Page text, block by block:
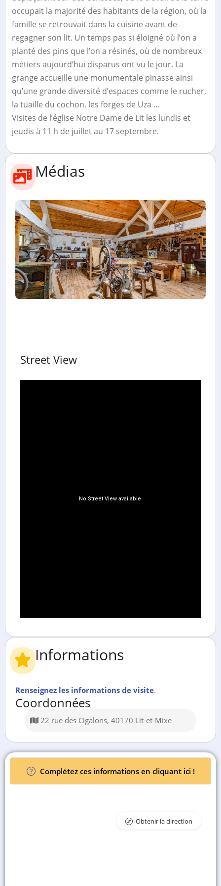
Informations
Renseignez les informations de visite.
Coordonnées
22 rue des Cigalons, 40170 Lit-et-Mixe
occupait la majorité des habitants de la région, où la
famille se retrouvait dans la cuisine avant de
regagner son lit. Un temps pas si éloigné où l’on a
planté des pins que l’on a résinés, où de nombreux
métiers aujourd’hui disparus ont vu le jour. La
grange accueille une monumentale pinasse ainsi
qu’une grande diversité d’espaces comme le rucher,
la tuaille du cochon, les forges de Uza …
Visites de l’église Notre Dame de Lit les lundis et
jeudis à 11 h de juillet au 17 septembre.
Médias
Street View
Complétez ces informations en cliquant ici !
Obtenir la direction